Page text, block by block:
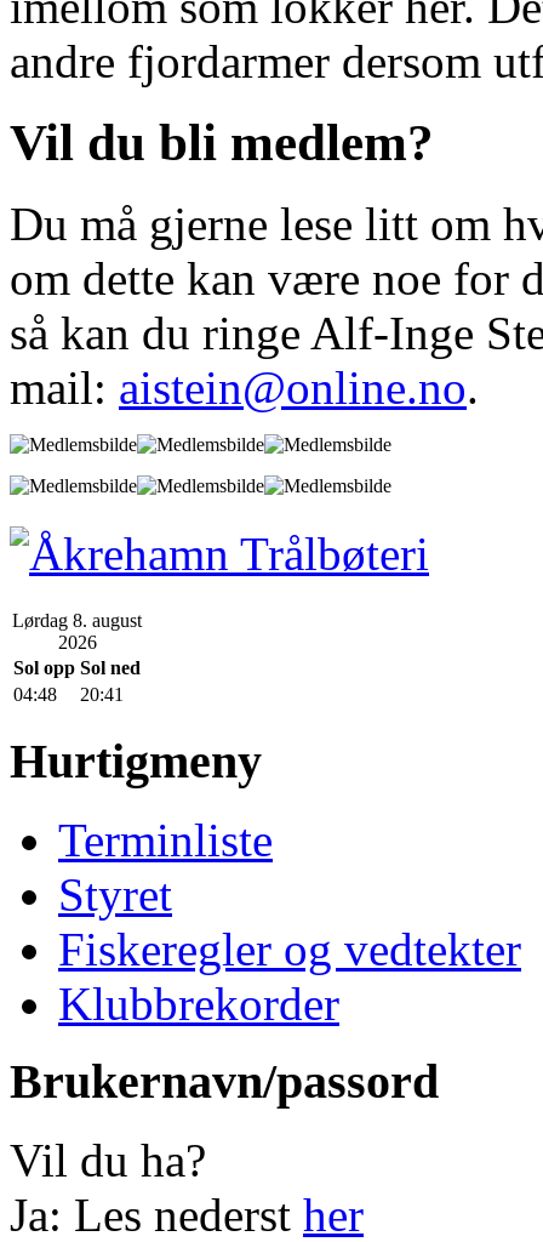
andre fjordarmer dersom
Vil du bli medlem?
Du må gjerne lese litt om
om dette kan være noe for
så kan du ringe Alf-Inge
mail: aistein@online.no.
Lørdag 8. august
2026
Sol opp Sol ned
04:48
20:41
Hurtigmeny
Terminliste
Styret
Fiskeregler og vedtekter
Klubbrekorder
Brukernavn/passord
Vil du ha?
Ja: Les nederst her